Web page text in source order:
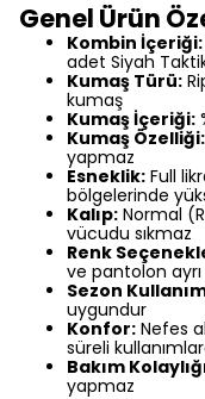
Genel Ürün
Kombin İçeriği:
adet Siyah
Kumaş Türü:
kumaş
Kumaş İçeriği:
Kumaş Özelliği:
yapmaz
Esneklik: Full
bölgelerinde
Kalıp: Normal
vücudu sıkmaz
Renk
ve pantolon
Sezon
uygundur
Konfor: Nefes
süreli
Bakım
yapmaz